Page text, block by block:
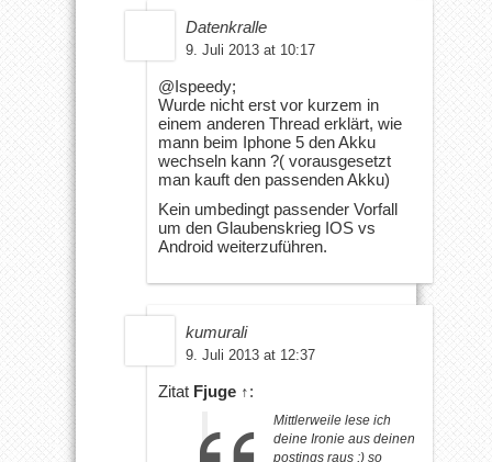
Datenkralle
9. Juli 2013 at 10:17
@Ispeedy;
Wurde nicht erst vor kurzem in
einem anderen Thread erklärt, wie
mann beim Iphone 5 den Akku
wechseln kann ?( vorausgesetzt
man kauft den passenden Akku)
Kein umbedingt passender Vorfall
um den Glaubenskrieg IOS vs
Android weiterzuführen.
kumurali
9. Juli 2013 at 12:37
Zitat Fjuge ↑:
Mittlerweile lese ich
deine Ironie aus deinen
postings raus ;) so